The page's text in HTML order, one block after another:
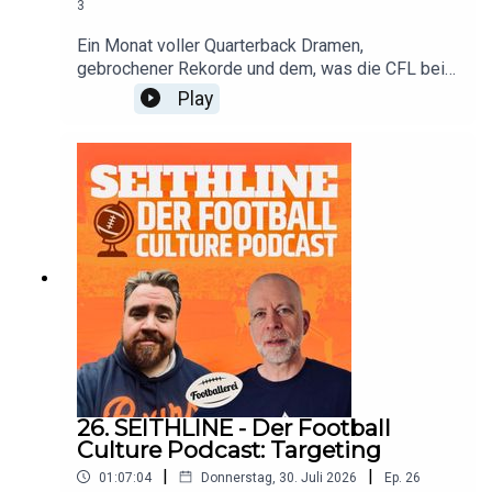
3
Ein Monat voller Quarterback Dramen,
gebrochener Rekorde und dem, was die CFL bei
Special Teams fundamental von der NFL
unterscheidet. Dazu die Zahlen, die Trends und
sollte.
Play
26. SEITHLINE - Der Football
Culture Podcast: Targeting
01:07:04 | Donnerstag, 30. Juli 2026 | Ep. 26